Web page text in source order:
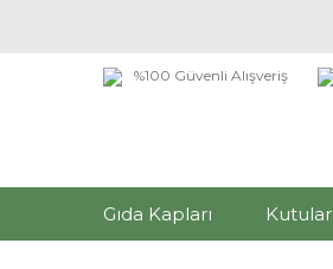
%100 Güvenli Alışveriş
Gıda Kapları Kutular